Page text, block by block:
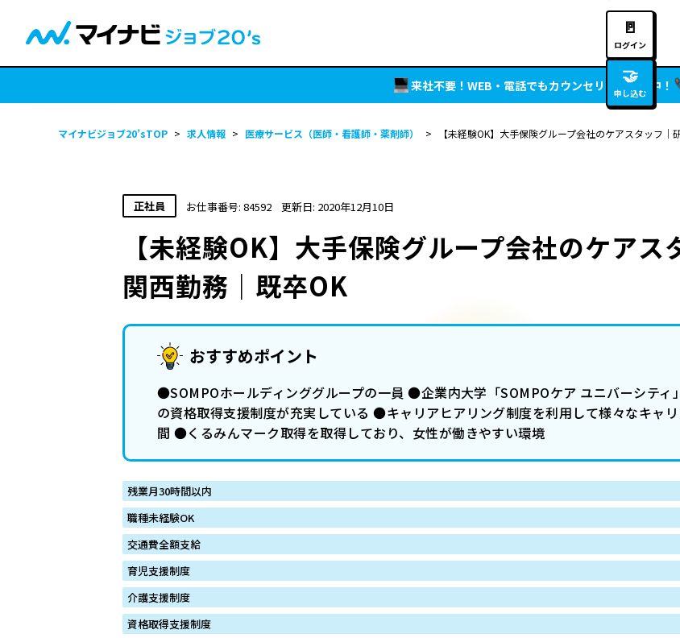
🚪
ログイン
🤝
申し込む
来社不要！WEB・電話でもカウンセリング実施中！
マイナビジョブ20’sTOP > 求人情報 > 医療サービス（医師・看護師・薬剤師） > 【未経験OK】大手保険グループ会社のケアスタッフ
正社員 お仕事番号: 84592 更新日: 2020年12月10日
【未経験OK】大手保険グループ会社のケアス
関西勤務｜既卒OK
おすすめポイント
●SOMPOホールディンググループの一員 ●企業内大学「SOMPOケア ユニバーシテ
の資格取得支援制度が充実している ●キャリアヒアリング制度を利用して様々なキャ
間 ●くるみんマーク取得を取得しており、女性が働きやすい環境
残業月30時間以内
職種未経験OK
交通費全額支給
育児支援制度
介護支援制度
資格取得支援制度